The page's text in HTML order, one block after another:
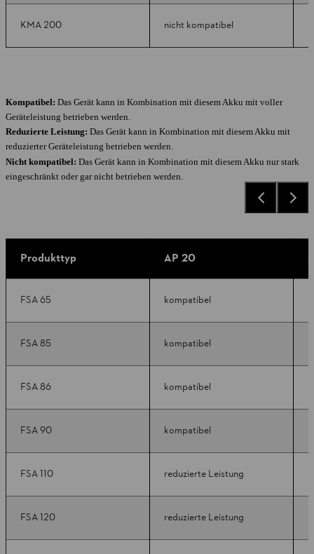
KMA 200 nicht kompatibel
Kompatibel: Das Gerät kann in Kombination mit diesem Akku mit voller
Geräteleistung betrieben werden.
Reduzierte Leistung: Das Gerät kann in Kombination mit diesem Akku mit
reduzierter Geräteleistung betrieben werden.
Nicht kompatibel: Das Gerät kann in Kombination mit diesem Akku nur stark
eingeschränkt oder gar nicht betrieben werden.
Produkttyp AP 20
FSA 65 kompatibel
FSA 85 kompatibel
FSA 86 kompatibel
FSA 90 kompatibel
FSA 110 reduzierte Leistung
FSA 120 reduzierte Leistung